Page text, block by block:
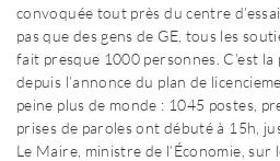
convoquée tout près du centre
pas que des gens de GE, tous les
fait presque 1000 personnes. C’est
depuis l’annonce du plan de
peine plus de monde : 1045 postes,
prises de paroles ont débuté à 15h,
Le Maire, ministre de l’Économie, sur